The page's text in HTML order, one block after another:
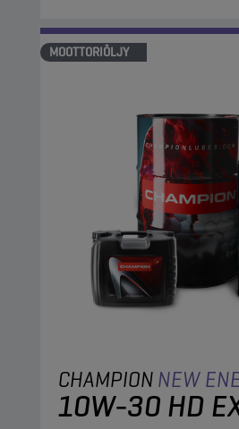
MOOTTORIÖLJY
CHAMPIONNEW
10W-30 HD